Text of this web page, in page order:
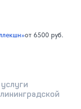
от 6500 руб.